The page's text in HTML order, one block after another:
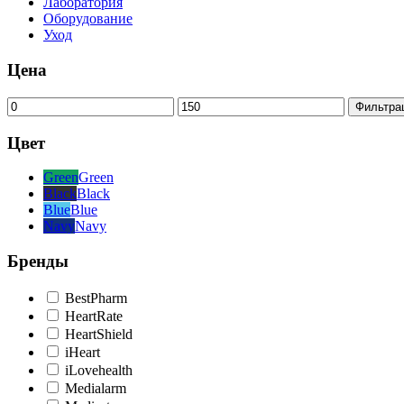
Оборудование
Уход
Цена
Минимальная
цена
Максимальная
цена
Цвет
GreenGreen
BlackBlack
BlueBlue
NavyNavy
Бренды
BestPharm
HeartRate
HeartShield
iHeart
iLovehealth
Medialarm